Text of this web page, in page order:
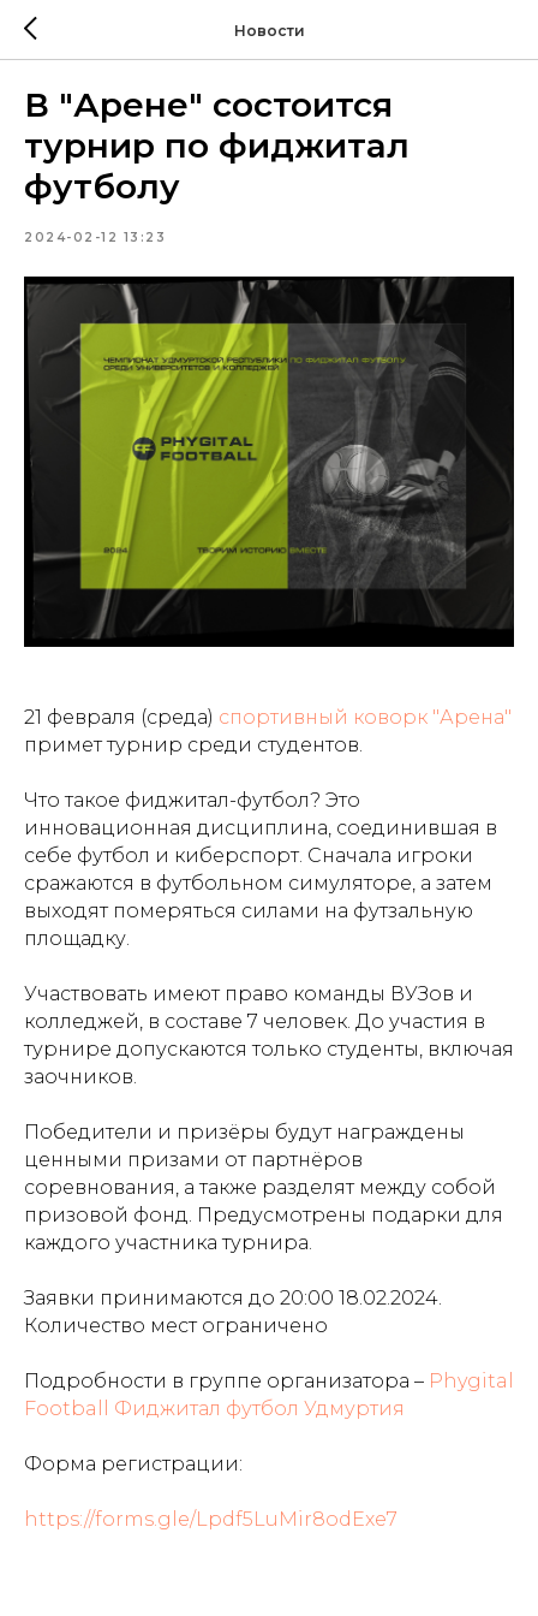
Новости
В "Арене" состоится
турнир по фиджитал
футболу
2024-02-12 13:23
21 февраля (среда) спортивный коворк "Арена"
примет турнир среди студентов.
Что такое фиджитал-футбол? Это
инновационная дисциплина, соединившая в
себе футбол и киберспорт. Сначала игроки
сражаются в футбольном симуляторе, а затем
выходят померяться силами на футзальную
площадку.
Участвовать имеют право команды ВУЗов и
колледжей, в составе 7 человек. До участия в
турнире допускаются только студенты, включая
заочников.
Победители и призёры будут награждены
ценными призами от партнёров
соревнования, а также разделят между собой
призовой фонд. Предусмотрены подарки для
каждого участника турнира.
Заявки принимаются до 20:00 18.02.2024.
Количество мест ограничено
Подробности в группе организатора – Phygital
Football Фиджитал футбол Удмуртия
Форма регистрации:
https://forms.gle/Lpdf5LuMir8odExe7